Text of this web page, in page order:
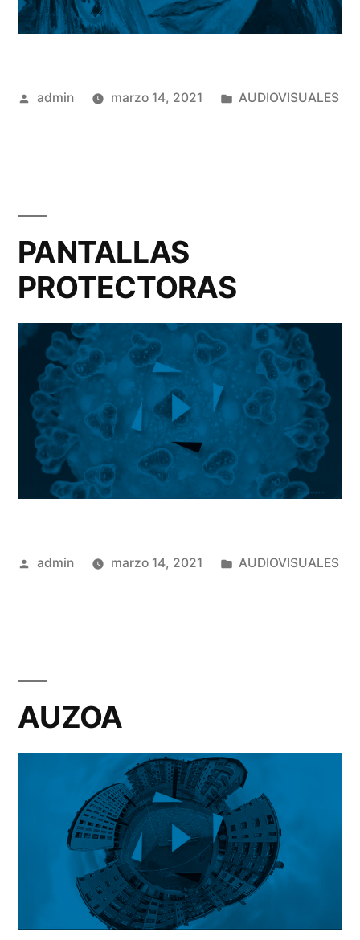
Publicado
admin marzo 14, 2021
Publicado
AUDIOVISUALES
PANTALLAS
PROTECTORAS
Publicado
admin marzo 14, 2021
Publicado
AUDIOVISUALES
AUZOA